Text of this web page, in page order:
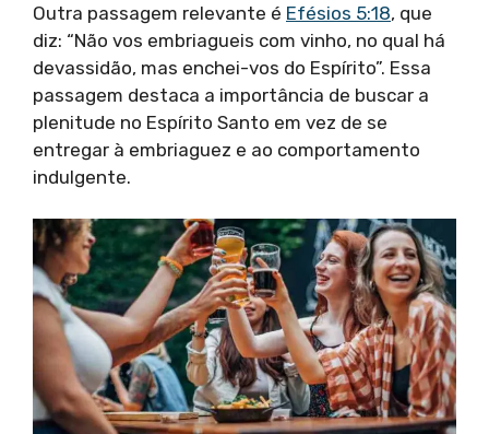
Outra passagem relevante é Efésios 5:18, que
diz: “Não vos embriagueis com vinho, no qual há
devassidão, mas enchei-vos do Espírito”. Essa
passagem destaca a importância de buscar a
plenitude no Espírito Santo em vez de se
entregar à embriaguez e ao comportamento
indulgente.